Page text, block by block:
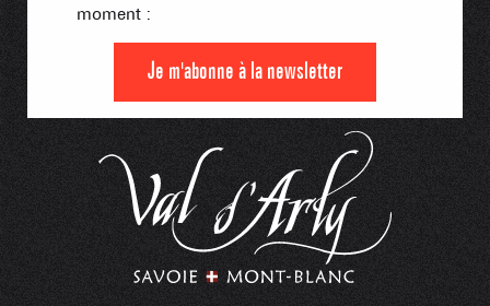
moment :
Je m'abonne à la newsletter